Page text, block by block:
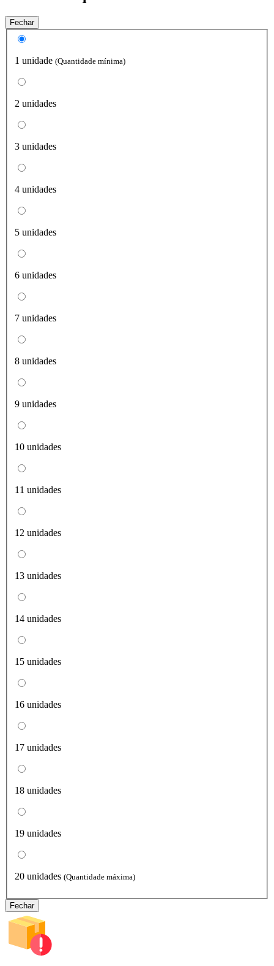
Fechar
1 unidade (Quantidade mínima)
2 unidades
3 unidades
4 unidades
5 unidades
6 unidades
7 unidades
8 unidades
9 unidades
10 unidades
11 unidades
12 unidades
13 unidades
14 unidades
15 unidades
16 unidades
17 unidades
18 unidades
19 unidades
20 unidades (Quantidade máxima)
Fechar